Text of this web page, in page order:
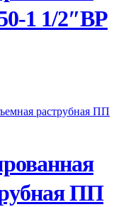
1 1/2″ВР
ПП